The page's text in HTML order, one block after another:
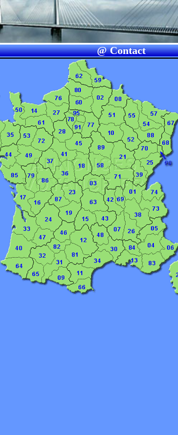
@ Contact